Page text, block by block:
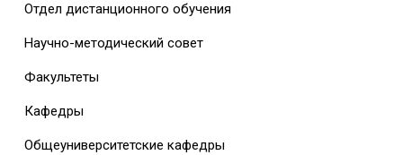
Отдел дистанционного обучения
Научно-методический совет
Факультеты
Кафедры
Общеуниверситетские кафедры